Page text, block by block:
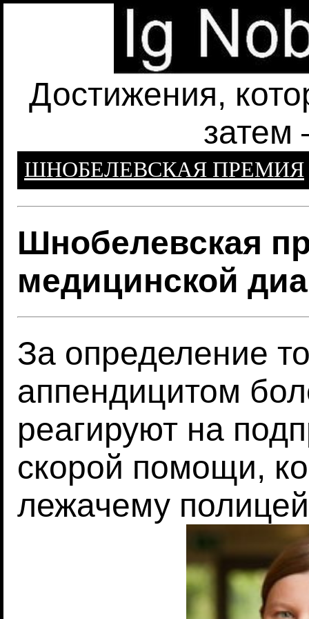
Достижения,
затем
ШНОБЕЛЕВСКАЯ ПРЕМИЯ
Шнобелевская
медицинской
За определение
аппендицитом
реагируют на
скорой помощи,
лежачему